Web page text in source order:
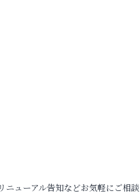
ニューアル告知などお気軽にご相